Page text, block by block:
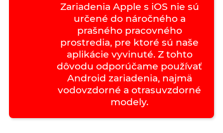
Zariadenia Apple s iOS nie sú
určené do náročného a
prašného pracovného
prostredia, pre ktoré sú naše
aplikácie vyvinuté. Z tohto
dôvodu odporúčame používať
Android zariadenia, najmä
vodovzdorné a otrasuvzdorné
modely.